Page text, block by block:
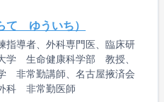
て ゆういち）
指導者、外科専門医、臨床研
学 生命健康科学部 教授、
非常勤講師、名古屋掖済会
科 非常勤医師